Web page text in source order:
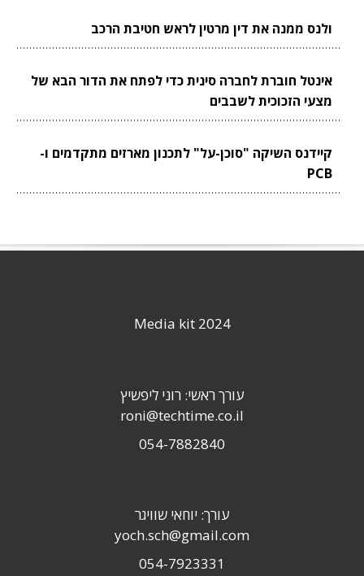
ולנס ממנה את דין מרטין לראש חטיבת הרכב
אינטל חוברת לחברה סינית כדי לפתח את הדור הבא של
מצעי הזכוכית לשבבים
קיידנס השיקה "סוכן-על" לתכנון מארזים מתקדמים ו-
PCB
Media kit 2024
עורך ראשי: רוני ליפשיץ
roni@techtime.co.il
054-7882840
עורך: יוחאי שוויגר
yoch.sch@gmail.com
054-7923331